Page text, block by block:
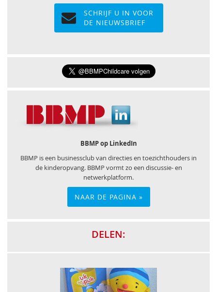
SCHRIJF U IN VOOR
DE NIEUWSBRIEF
BBMP op LinkedIn
BBMP is een businessclub van directies en toezichthouders in
de kinderopvang. BBMP vormt zo een discussie- en
netwerkplatform.
NAAR DE PAGINA »
DELEN: